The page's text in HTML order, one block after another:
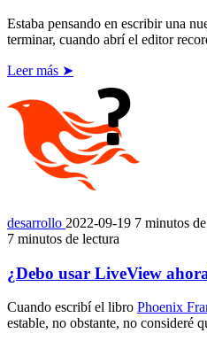
Estaba pensando en escribir una
terminar, cuando abrí el editor
Leer más ➤
desarrollo 2022-09-19 7 minutos
7 minutos de lectura
¿Debo usar LiveView
Cuando escribí el libro Phoenix
estable, no obstante, no consideré